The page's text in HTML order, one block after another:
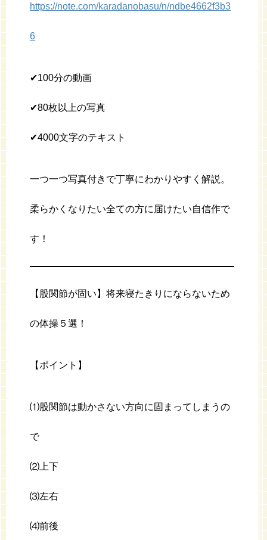
https://note.com/karadanobasu/n/ndbe4662f3b3
6
✔︎100分の動画
✔︎80枚以上の写真
✔︎4000文字のテキスト
一つ一つ写真付きで丁寧にわかりやすく解説。
柔らかくなりたい全ての方に届けたい自信作で
す！
【股関節が固い】将来寝たきりにならないため
の体操５選！
【ポイント】
⑴股関節は動かさない方向に固まってしまうの
で
⑵上下
⑶左右
⑷前後